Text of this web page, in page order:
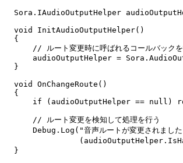
Sora.IAudioOutputHelper
void InitAudioOutputHelper()
{
// ルート変更時に呼ばれるコールバック
audioOutputHelper =
}
void OnChangeRoute()
{
if (audioOutputHelper == null)
    // ルート変更を検知して処理を行う
Debug.Log("音声ルートが変更されまし
}